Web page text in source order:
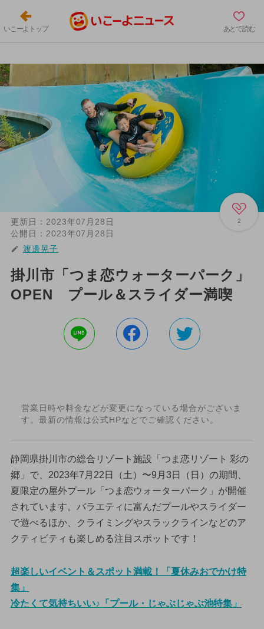
いこーよトップ あとで読む
2
更新日： 2023年07月28日
公開日： 2023年07月28日
渡邊晃子
掛川市「つま恋ウォーターパーク」
OPEN プール＆スライダー満喫
営業日時や料金などが変更になっている場合がございま
す。最新の情報は公式HPなどでご確認ください。
静岡県掛川市の総合リゾート施設「つま恋リゾート 彩の
郷」で、2023年7月22日（土）〜9月3日（日）の期間、
夏限定の屋外プール「つま恋ウォーターパーク」が開催
されています。バラエティに富んだプールやスライダー
で遊べるほか、クライミングやスラックラインなどのア
クティビティも楽しめる注目スポットです！
超楽しいイベント＆スポット満載！「夏休みおでかけ特
集」
冷たくて気持ちいい♪「プール・じゃぶじゃぶ池特集」